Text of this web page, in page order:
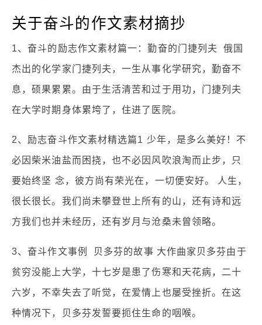
关于奋斗的作文素材摘抄
1、奋斗的励志作文素材篇一：勤奋的门捷列夫 俄国
杰出的化学家门捷列夫，一生从事化学研究，勤奋不
息，硕果累累。由于生活清苦和过于用功，门捷列夫
在大学时期身体累垮了，住进了医院。
2、励志奋斗作文素材精选篇1 少年，是多么美好！不
必因柴米油盐而困挠，也不必因风吹浪淘而止步，只
要始终坚 念，彼方尚有荣光在，一切便安好。 人生，
很长很长。我们尚未攀登世上所有的山，还有诗和远
方我们也并未经历，还有岁月与沧桑未曾领略。
3、奋斗作文事例 贝多芬的故事 大作曲家贝多芬由于
贫穷没能上大学，十七岁是患了伤寒和天花病，二十
六岁，不幸失去了听觉，在爱情上也屡受挫折。在这
种情况下，贝多芬发誓要扼住生命的咽喉。